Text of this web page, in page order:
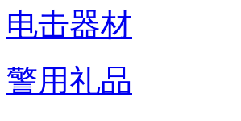
电击器材
警用礼品